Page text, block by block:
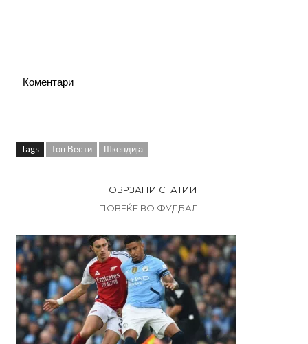
Коментари
Tags Топ Вести Шкендија
ПОВРЗАНИ СТАТИИ
ПОВЕЌЕ ВО ФУДБАЛ